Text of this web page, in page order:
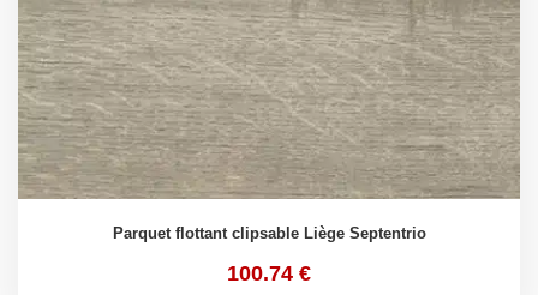
Parquet flottant clipsable Liège Septentrio
100.74 €